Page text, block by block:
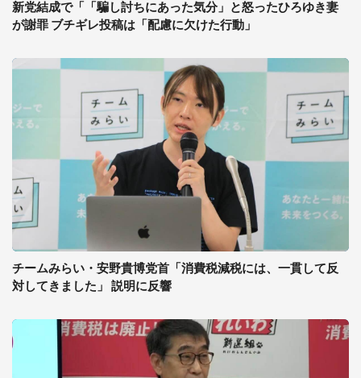
新党結成で「「騙し討ちにあった気分」と怒ったひろゆき妻
が謝罪 ブチギレ投稿は「配慮に欠けた行動」
チームみらい・安野貴博党首「消費税減税には、一貫して反
対してきました」 説明に反響